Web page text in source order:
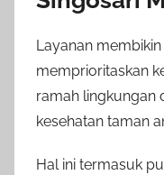
Layanan
memprioritaskan
ramah lingkungan
kesehatan taman
Hal ini termasuk